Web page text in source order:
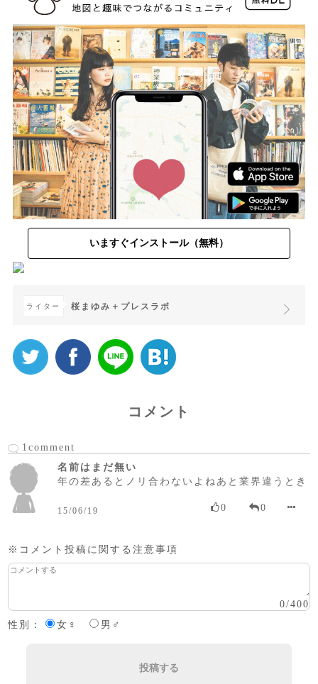
いますぐインストール（無料）
ライター 桜まゆみ＋プレスラボ
コメント
1comment
名前はまだ無い
年の差あるとノリ合わないよねあと業界違うとき
15/06/19 0 0
※コメント投稿に関する注意事項
0/400
性別：
女♀ 男♂
投稿する